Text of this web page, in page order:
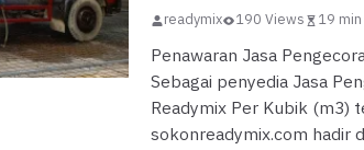
readymix 190 Views 19
Penawaran Jasa
Sebagai penyedia Jasa
Readymix Per Kubik (m3)
sokonreadymix.com hadir